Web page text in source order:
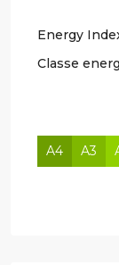
Energy
Classe
A4 A3